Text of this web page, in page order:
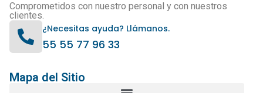
Comprometidos con nuestro personal y con nuestros
clientes.
¿Necesitas ayuda? Llámanos.
55 55 77 96 33
Mapa del Sitio